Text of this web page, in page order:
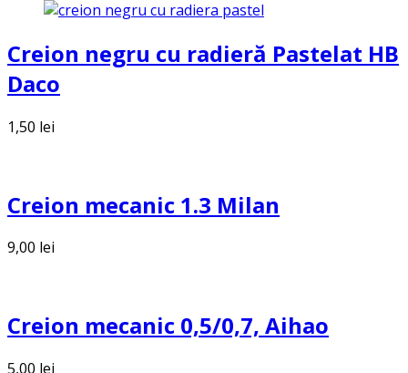
Creion negru cu radieră Pastelat HB
Daco
1,50 lei
Creion mecanic 1.3 Milan
9,00 lei
Creion mecanic 0,5/0,7, Aihao
5,00 lei